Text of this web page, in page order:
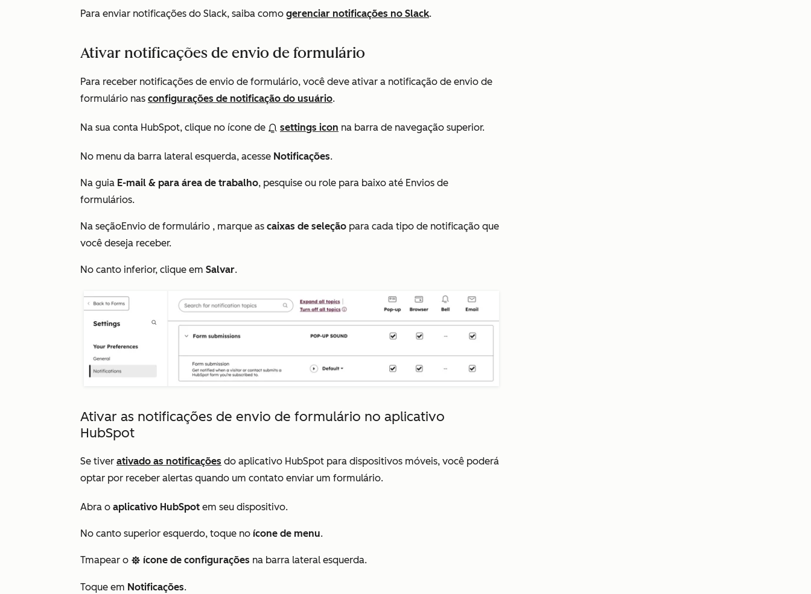
Para enviar notificações do Slack, saiba como gerenciar notificações no Slack.
Ativar notificações de envio de formulário
Para receber notificações de envio de formulário, você deve ativar a notificação de envio de
formulário nas configurações de notificação do usuário.
Na sua conta HubSpot, clique no ícone de settings icon na barra de navegação superior.
No menu da barra lateral esquerda, acesse Notificações.
Na guia E-mail & para área de trabalho, pesquise ou role para baixo até Envios de
formulários.
Na seçãoEnvio de formulário , marque as caixas de seleção para cada tipo de notificação que
você deseja receber.
No canto inferior, clique em Salvar.
Ativar as notificações de envio de formulário no aplicativo
HubSpot
Se tiver ativado as notificações do aplicativo HubSpot para dispositivos móveis, você poderá
optar por receber alertas quando um contato enviar um formulário.
Abra o aplicativo HubSpot em seu dispositivo.
No canto superior esquerdo, toque no ícone de menu.
Tmapear o settings ícone de configurações na barra lateral esquerda.
Toque em Notificações.